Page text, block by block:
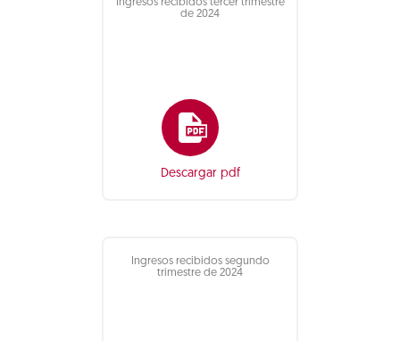
Ingresos recibidos tercer trimestre
de 2024
Descargar pdf
Ingresos recibidos segundo
trimestre de 2024